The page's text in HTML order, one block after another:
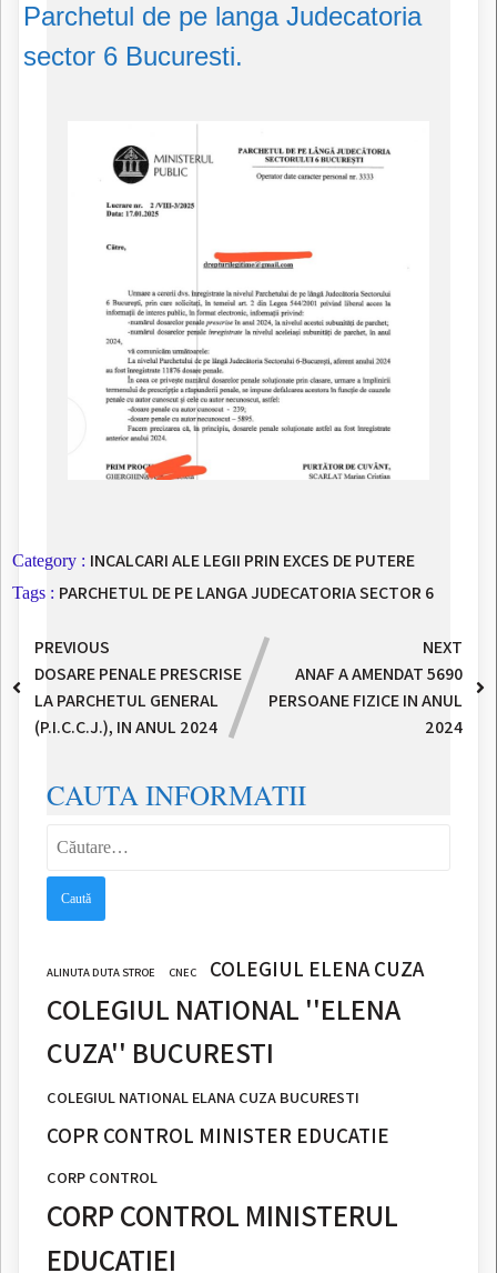
Parchetul de pe langa Judecatoria
sector 6 Bucuresti.
Category : INCALCARI ALE LEGII PRIN EXCES DE PUTERE
Tags : PARCHETUL DE PE LANGA JUDECATORIA SECTOR 6
PREVIOUS
DOSARE PENALE PRESCRISE
LA PARCHETUL GENERAL
(P.I.C.C.J.), IN ANUL 2024
NEXT
ANAF A AMENDAT 5690
PERSOANE FIZICE IN ANUL
2024
CAUTA INFORMATII
Caută
ALINUTA DUTA STROE CNEC COLEGIUL ELENA CUZA
COLEGIUL NATIONAL ''ELENA
CUZA'' BUCURESTI
COLEGIUL NATIONAL ELANA CUZA BUCURESTI
COPR CONTROL MINISTER EDUCATIE
CORP CONTROL
CORP CONTROL MINISTERUL
EDUCATIEI